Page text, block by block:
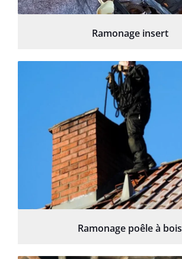
Ramonage insert
Ramonage poêle à bois